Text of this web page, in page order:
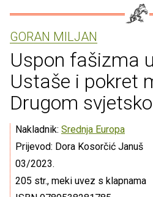
GORAN MILJAN
Uspon fašizma
Ustaše i pokret
Drugom
Nakladnik: Srednja Europa
Prijevod: Dora Kosorčić Januš
03/2023.
205 str., meki uvez s klapnama